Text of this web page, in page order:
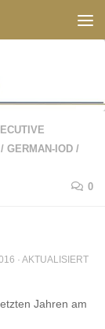
/ GERMAN-IOD /
0
· AKTUALISIERT
Jahren am